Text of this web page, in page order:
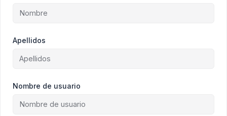
Apellidos
Nombre de usuario